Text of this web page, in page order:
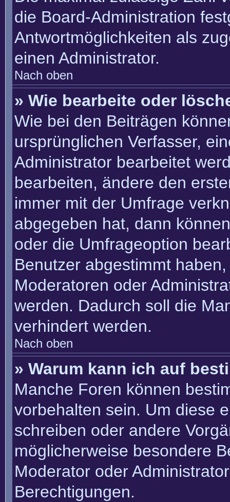
die Board-Administration
Antwortmöglichkeiten als
einen Administrator.
Nach oben
» Wie bearbeite oder
Wie bei den Beiträgen
ursprünglichen Verfasser,
Administrator bearbeitet
bearbeiten, ändere den
immer mit der Umfrage
abgegeben hat, dann
oder die Umfrageoption
Benutzer abgestimmt
Moderatoren oder
werden. Dadurch soll die
verhindert werden.
Nach oben
» Warum kann ich auf
Manche Foren können
vorbehalten sein. Um diese
schreiben oder andere
möglicherweise besondere
Moderator oder
Berechtigungen.